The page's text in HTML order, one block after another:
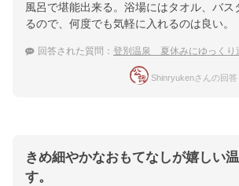
風呂で堪能出来る。浴場にはタオル、バス
るので、何度でも気軽に入れるのは良い。
回答された質問： 登別温泉 夏休みにゆっくり過ごせる穴
Shinryukenさんの回答
きめ細やかなおもてなしが嬉しい
す。